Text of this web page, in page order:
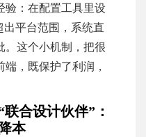
验：在配置工具里设
出平台范围，系统直
。这个小机制，把很
，既保护了利润，
合设计伙伴”：
本